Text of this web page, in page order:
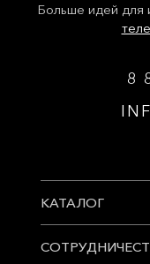
Больше идей для
8
КАТАЛОГ